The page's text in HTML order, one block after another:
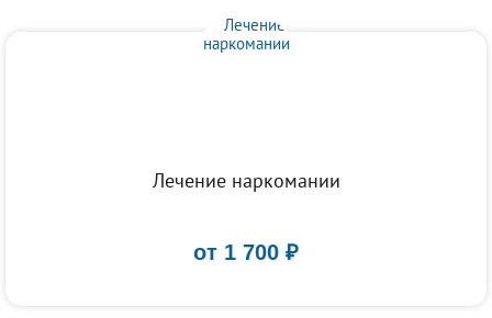
Лечение наркомании
от 1 700 ₽